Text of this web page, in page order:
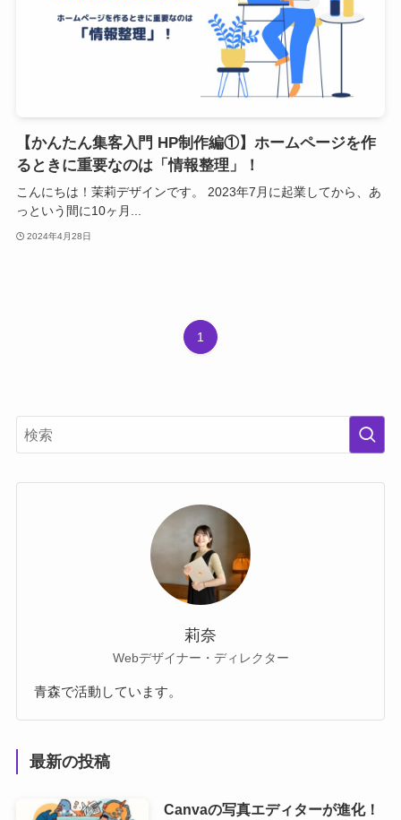
【かんたん集客入門 HP制作編①】ホームページを作
るときに重要なのは「情報整理」！
こんにちは！茉莉デザインです。 2023年7月に起業してから、あ
っという間に10ヶ月...
2024年4月28日
1
莉奈
Webデザイナー・ディレクター
青森で活動しています。
最新の投稿
Canvaの写真エディターが進化！